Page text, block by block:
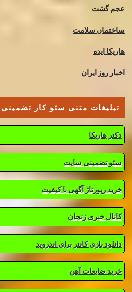
عجم گشت
ساختمان سلامت
هاریکا ایده
اخبار روز ایران
تبلیغات متنی سئو کار تضمینی
دکتر هاریکا
سئو تضمینی سایت
خرید رپورتاژ آگهی با کیفیت
کانال خبری زنجان
دانلود بازی کانتر برای اندروید
خرید ضایعات آهن